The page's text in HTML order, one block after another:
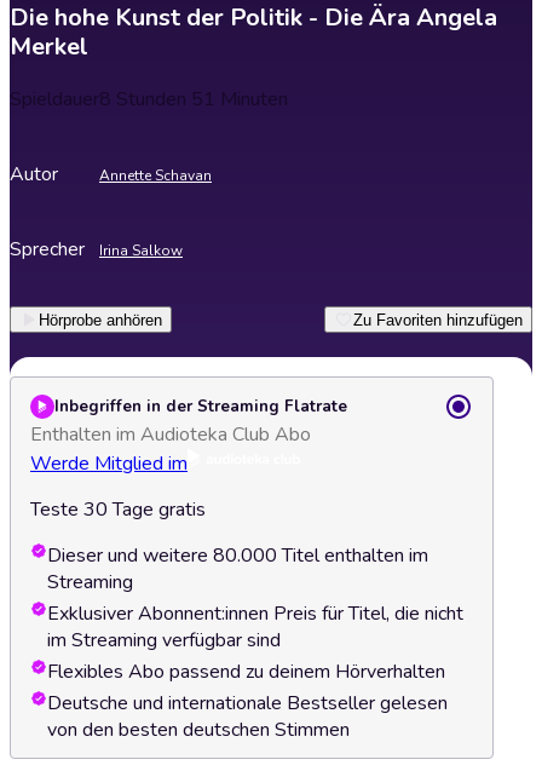
Die hohe Kunst der Politik - Die Ära Angela
Merkel
Spieldauer8 Stunden 51 Minuten
Autor Annette Schavan
Sprecher Irina Salkow
Hörprobe anhören Zu Favoriten hinzufügen
Inbegriffen in der Streaming Flatrate
Enthalten im Audioteka Club Abo
Werde Mitglied im
Teste 30 Tage gratis
Dieser und weitere 80.000 Titel enthalten im
Streaming
Exklusiver Abonnent:innen Preis für Titel, die nicht
im Streaming verfügbar sind
Flexibles Abo passend zu deinem Hörverhalten
Deutsche und internationale Bestseller gelesen
von den besten deutschen Stimmen